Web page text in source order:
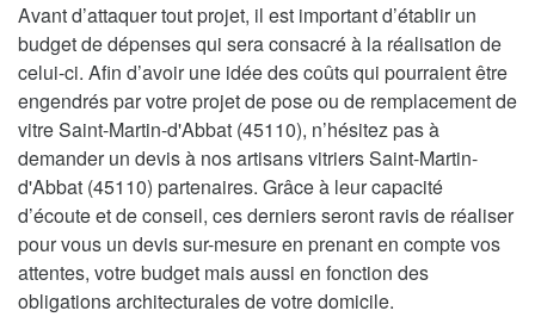
Avant d’attaquer tout projet, il est important d’établir un
budget de dépenses qui sera consacré à la réalisation de
celui-ci. Afin d’avoir une idée des coûts qui pourraient être
engendrés par votre projet de pose ou de remplacement de
vitre Saint-Martin-d'Abbat (45110), n’hésitez pas à
demander un devis à nos artisans vitriers Saint-Martin-
d'Abbat (45110) partenaires. Grâce à leur capacité
d’écoute et de conseil, ces derniers seront ravis de réaliser
pour vous un devis sur-mesure en prenant en compte vos
attentes, votre budget mais aussi en fonction des
obligations architecturales de votre domicile.